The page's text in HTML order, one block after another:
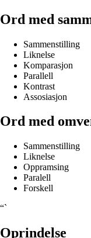
Ord med
Sammenstilling
Liknelse
Komparasjon
Parallell
Kontrast
Assosiasjon
Ord med
Sammenstilling
Liknelse
Oppramsing
Paralell
Forskell
“`
Oprindelse